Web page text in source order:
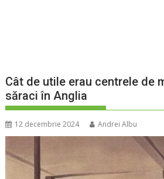
Cât de utile erau centrele de
săraci în Anglia
12 decembrie 2024 Andrei Albu